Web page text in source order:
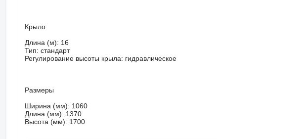
Крыло
Длина (м): 16
Тип: стандарт
Регулирование высоты крыла: гидравлическое
Размеры
Ширина (мм): 1060
Длина (мм): 1370
Высота (мм): 1700